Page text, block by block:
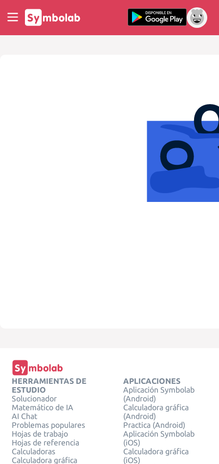
HERRAMIENTAS DE
ESTUDIO
Solucionador
Matemático de IA
AI Chat
Problemas populares
Hojas de trabajo
Hojas de referencia
Calculadoras
Calculadora gráfica
APLICACIONES
Aplicación Symbolab
(Android)
Calculadora gráfica
(Android)
Practica (Android)
Aplicación Symbolab
(iOS)
Calculadora gráfica
(iOS)